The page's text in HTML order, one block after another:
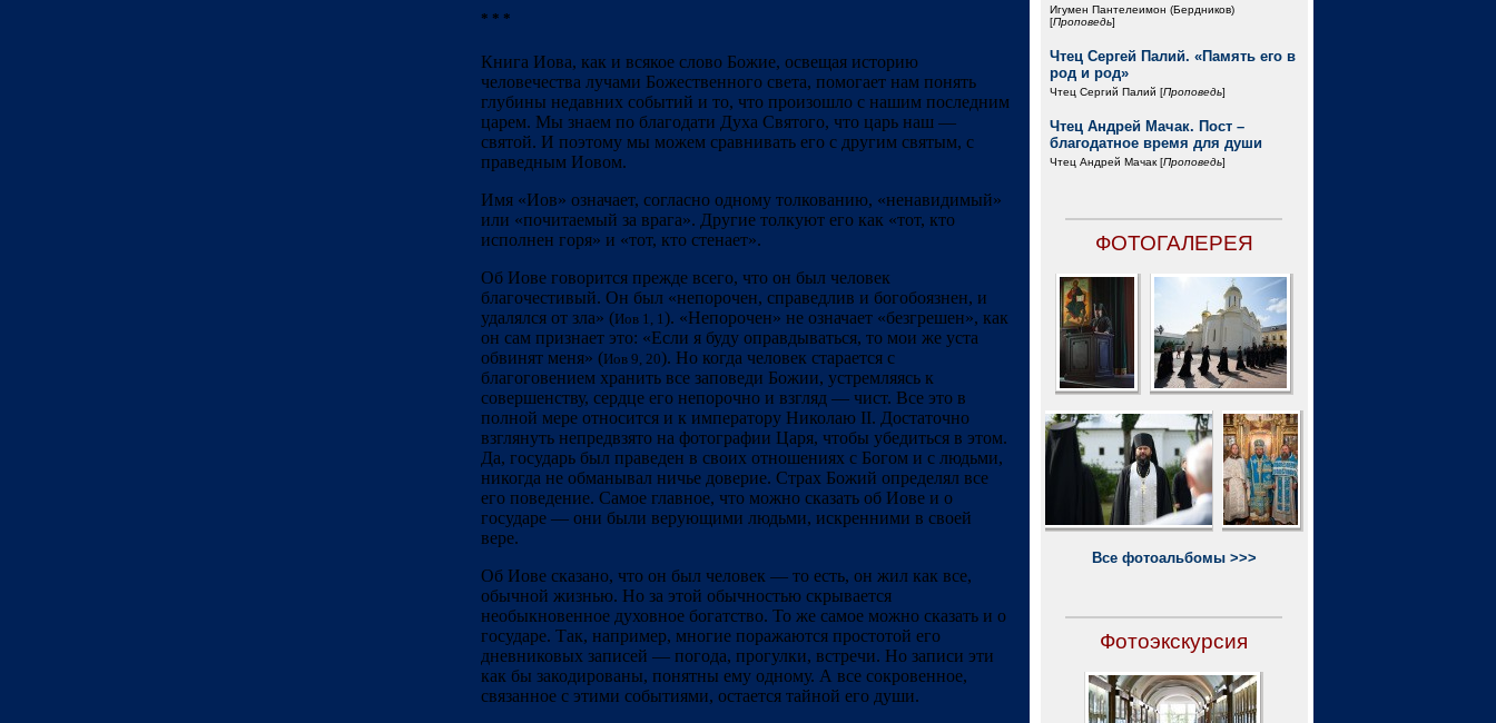
* * *
Книга Иова, как и всякое слово Божие, освещая историю
человечества лучами Божественного света, помогает нам понять
глубины недавних событий и то, что произошло с нашим последним
царем. Мы знаем по благодати Духа Святого, что царь наш —
святой. И поэтому мы можем сравнивать его с другим святым, с
праведным Иовом.
Имя «Иов» означает, согласно одному толкованию, «ненавидимый»
или «почитаемый за врага». Другие толкуют его как «тот, кто
исполнен горя» и «тот, кто стенает».
Об Иове говорится прежде всего, что он был человек
благочестивый. Он был «непорочен, справедлив и богобоязнен, и
удалялся от зла» (Иов 1, 1). «Непорочен» не означает «безгрешен», как
он сам признает это: «Если я буду оправдываться, то мои же уста
обвинят меня» (Иов 9, 20). Но когда человек старается с
благоговением хранить все заповеди Божии, устремляясь к
совершенству, сердце его непорочно и взгляд — чист. Все это в
полной мере относится и к императору Николаю II. Достаточно
взглянуть непредвзято на фотографии Царя, чтобы убедиться в этом.
Да, государь был праведен в своих отношениях с Богом и с людьми,
никогда не обманывал ничье доверие. Страх Божий определял все
его поведение. Самое главное, что можно сказать об Иове и о
государе — они были верующими людьми, искренними в своей
вере.
Об Иове сказано, что он был человек — то есть, он жил как все,
обычной жизнью. Но за этой обычностью скрывается
необыкновенное духовное богатство. То же самое можно сказать и о
государе. Так, например, многие поражаются простотой его
дневниковых записей — погода, прогулки, встречи. Но записи эти
как бы закодированы, понятны ему одному. А все сокровенное,
связанное с этими событиями, остается тайной его души.
Игумен Пантелеимон (Бердников)
[Проповедь]
Чтец Сергей Палий. «Память его в
род и род»
Чтец Сергий Палий [Проповедь]
Чтец Андрей Мачак. Пост –
благодатное время для души
Чтец Андрей Мачак [Проповедь]
ФОТОГАЛЕРЕЯ
Все фотоальбомы >>>
Фотоэкскурсия